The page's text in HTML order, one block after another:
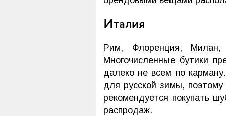
Италия
Рим, Флоренция,
Многочисленные бутики
далеко не всем по
для русской зимы,
рекомендуется покупать
распродаж.